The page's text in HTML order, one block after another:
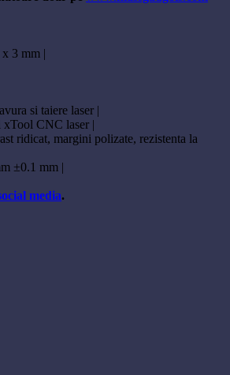
3 mm |
si taiere laser |
xTool CNC laser |
ridicat, margini polizate, rezistenta la
±0.1 mm |
media.